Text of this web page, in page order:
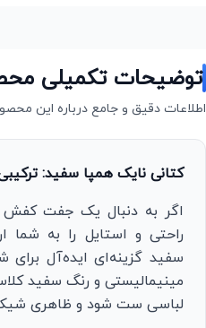
توضیحات تکمیلی
اطلاعات دقیق و جامع درباره این
کتانی نایک همپا سفید:
اگر به دنبال یک جفت
راحتی و استایل را به شما
سفید گزینه‌ای ایده‌آل
مینیمالیستی و رنگ سفید
لباسی ست شود و ظاهری